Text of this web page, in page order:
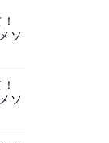
ソ
ソ